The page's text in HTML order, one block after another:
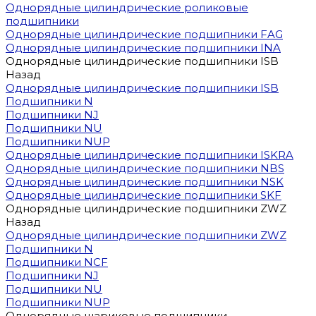
Однорядные цилиндрические роликовые
подшипники
Однорядные цилиндрические подшипники FAG
Однорядные цилиндрические подшипники INA
Однорядные цилиндрические подшипники ISB
Назад
Однорядные цилиндрические подшипники ISB
Подшипники N
Подшипники NJ
Подшипники NU
Подшипники NUP
Однорядные цилиндрические подшипники ISKRA
Однорядные цилиндрические подшипники NBS
Однорядные цилиндрические подшипники NSK
Однорядные цилиндрические подшипники SKF
Однорядные цилиндрические подшипники ZWZ
Назад
Однорядные цилиндрические подшипники ZWZ
Подшипники N
Подшипники NCF
Подшипники NJ
Подшипники NU
Подшипники NUP